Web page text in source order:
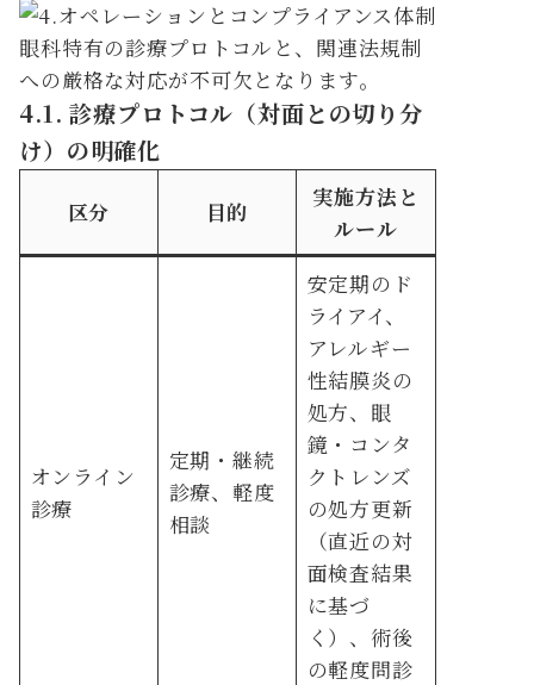
眼科特有の診療プロトコルと、関連法規制
への厳格な対応が不可欠となります。
4.1. 診療プロトコル（対面との切り分
け）の明確化
区分 目的
実施方法と
ルール
オンライン
診療
定期・継続
診療、軽度
相談
安定期のド
ライアイ、
アレルギー
性結膜炎の
処方、眼
鏡・コンタ
クトレンズ
の処方更新
（直近の対
面検査結果
に基づ
く）、術後
の軽度問診